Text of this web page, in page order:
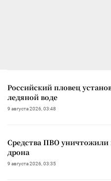
Российский пловец
ледяной воде
9 августа 2026, 03:48
Средства ПВО уничтожили
дрона
9 августа 2026, 03:35